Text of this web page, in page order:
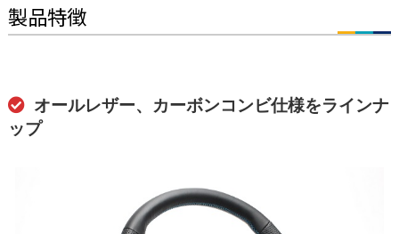
製品特徴
オールレザー、カーボンコンビ仕様をラインナ
ップ